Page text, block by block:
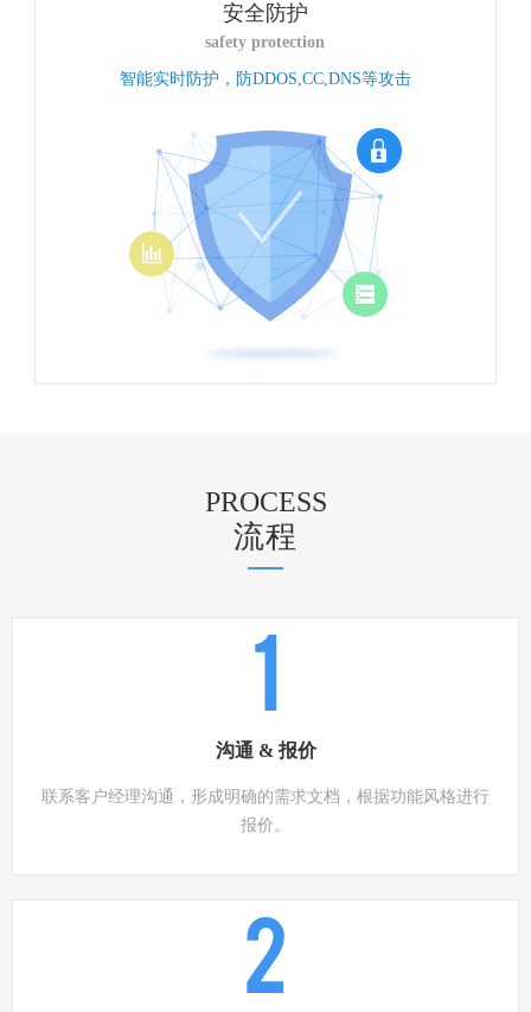
安全防护
safety protection
智能实时防护，防DDOS,CC,DNS等攻击
PROCESS
流程
沟通 & 报价
联系客户经理沟通，形成明确的需求文档，根据功能风格进行
报价。
2